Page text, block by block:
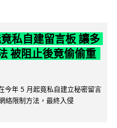
私自建留言板 讓多
被阻止後竟偷偷重
今年 5 月起竟私自建立秘密留言
絡限制方法，最終入侵